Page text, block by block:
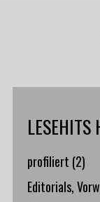
LESEHITS
profiliert (2)
Editorials,